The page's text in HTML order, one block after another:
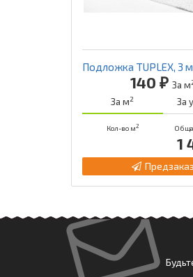
Подложка TUPLEX, 3
140 ₽ За м
За м2 За
Кол-во м2
1
Предзаказ